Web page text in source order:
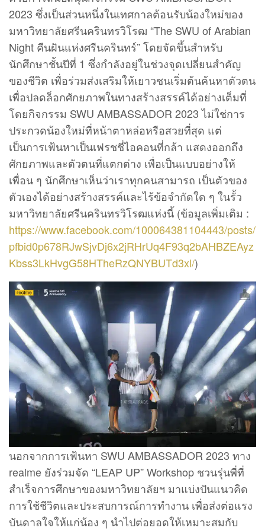
2023 ซึ่งเป็นส่วนหนึ่งในเทศกาลต้อนรับน้องใหม่ของ
มหาวิทยาลัยศรีนครินทรวิโรฒ “The SWU of Arabian
Night คืนฝันแห่งศรีนครินทร์” โดยจัดขึ้นสำหรับ
นักศึกษาชั้นปีที่ 1 ซึ่งกำลังอยู่ในช่วงจุดเปลี่ยนสำคัญ
ของชีวิต เพื่อร่วมส่งเสริมให้เยาวชนเริ่มต้นค้นหาตัวตน
เพื่อปลดล็อกศักยภาพในทางสร้างสรรค์ได้อย่างเต็มที่
โดยกิจกรรม SWU AMBASSADOR 2023 ไม่ใช่การ
ประกวดน้องใหม่ที่หน้าตาหล่อหรือสวยที่สุด แต่
เป็นการเฟ้นหาเป็นเฟรชชี่ไอคอนที่กล้า แสดงออกถึง
ศักยภาพและตัวตนที่แตกต่าง เพื่อเป็นแบบอย่างให้
เพื่อน ๆ นักศึกษาเห็นว่าเราทุกคนสามารถ เป็นตัวของ
ตัวเองได้อย่างสร้างสรรค์และไร้ข้อจำกัดใด ๆ ในรั้ว
มหาวิทยาลัยศรีนครินทรวิโรฒแห่งนี้ (ข้อมูลเพิ่มเติม :
https://www.facebook.com/100064381104443/posts/
pfbid0p678RJwSjvDj6x2jRHrUq4F93q2bAHBZEAyz
Kbss3LkHvgG58HTheRzQNYBUTd3xl/)
นอกจากการเฟ้นหา SWU AMBASSADOR 2023 ทาง
realme ยังร่วมจัด “LEAP UP” Workshop ชวนรุ่นพี่ที่
สำเร็จการศึกษาของมหาวิทยาลัยฯ มาแบ่งปันแนวคิด
การใช้ชีวิตและประสบการณ์การทำงาน เพื่อส่งต่อแรง
บันดาลใจให้แก่น้อง ๆ นำไปต่อยอดให้เหมาะสมกับ